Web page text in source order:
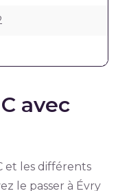
avec
et les différents
le passer à Évry